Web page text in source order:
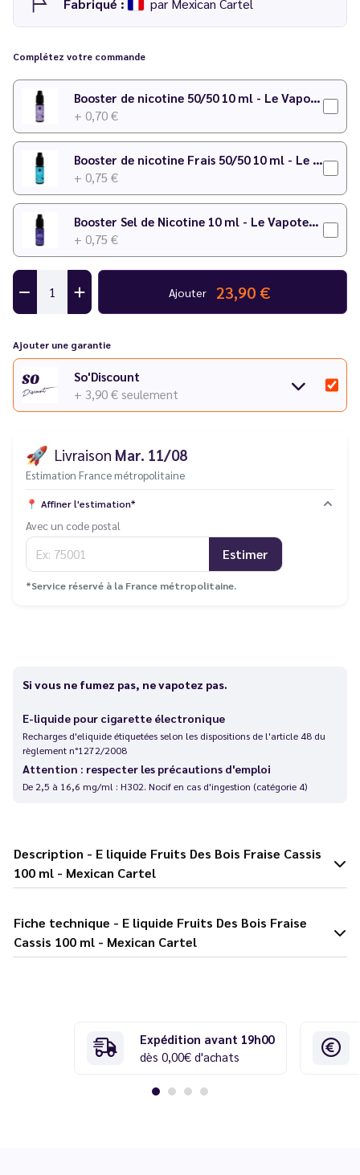
Fabriqué : par Mexican Cartel
Complétez votre commande
Booster de nicotine 50/50 10 ml - Le Vapoteur Discount
+ 0,70 €
Booster de nicotine Frais 50/50 10 ml - Le Vapoteur Discount
+ 0,75 €
Booster Sel de Nicotine 10 ml - Le Vapoteur Discount
+ 0,75 €
Ajouter 23,90 €
Ajouter une garantie
So'Discount
+ 3,90 € seulement
🚀 Livraison Mar. 11/08
Estimation France métropolitaine
📍 Affiner l'estimation*
Avec un code postal
Estimer
*Service réservé à la France métropolitaine.
Si vous ne fumez pas, ne vapotez pas.
E-liquide pour cigarette électronique
Recharges d'eliquide étiquetées selon les dispositions de l'article 48 du
règlement n°1272/2008
Attention : respecter les précautions d'emploi
De 2,5 à 16,6 mg/ml : H302. Nocif en cas d'ingestion (catégorie 4)
Description - E liquide Fruits Des Bois Fraise Cassis
100 ml - Mexican Cartel
Fiche technique - E liquide Fruits Des Bois Fraise
Cassis 100 ml - Mexican Cartel
Expédition avant 19h00
dès 0,00€ d'achats